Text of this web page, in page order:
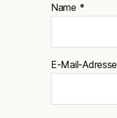
Name *
E-Mail-Adresse